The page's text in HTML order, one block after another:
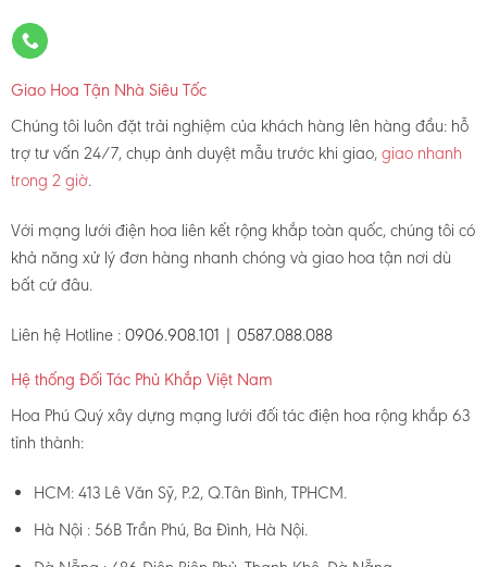
Giao Hoa Tận Nhà Siêu Tốc
Chúng tôi luôn đặt trải nghiệm của khách hàng lên hàng đầu: hỗ
trợ tư vấn 24/7, chụp ảnh duyệt mẫu trước khi giao,giao nhanh
trong 2 giờ.
Với mạng lưới điện hoa liên kết rộng khắp toàn quốc, chúng tôi có
khả năng xử lý đơn hàng nhanh chóng và giao hoa tận nơi dù
bất cứ đâu.
Liên hệ Hotline : 0906.908.101 | 0587.088.088
Hệ thống Đối Tác Phủ Khắp Việt Nam
Hoa Phú Quý xây dựng mạng lưới đối tác điện hoa rộng khắp 63
tỉnh thành:
HCM: 413 Lê Văn Sỹ, P.2, Q.Tân Bình, TPHCM.
Hà Nội : 56B Trần Phú, Ba Đình, Hà Nội.